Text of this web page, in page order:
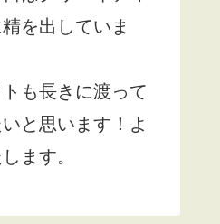
を出していま
も長きに渡って
と思います！よ
ます。